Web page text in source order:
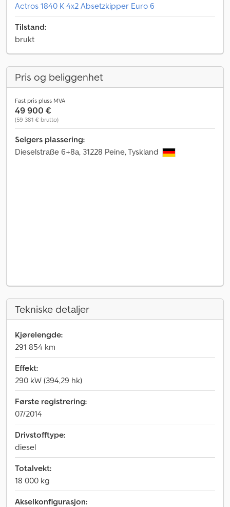
Actros 1840 K 4x2 Absetzkipper Euro 6
Tilstand:
brukt
Pris og beliggenhet
Fast pris pluss MVA
49 900 €
(59 381 € brutto)
Selgers plassering:
Dieselstraße 6+8a, 31228 Peine, Tyskland
Tekniske detaljer
Kjørelengde:
291 854 km
Effekt:
290 kW (394,29 hk)
Første registrering:
07/2014
Drivstofftype:
diesel
Totalvekt:
18 000 kg
Akselkonfigurasjon: